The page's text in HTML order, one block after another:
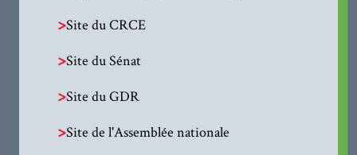
>Site du CRCE
>Site du Sénat
>Site du GDR
>Site de l'Assemblée nationale